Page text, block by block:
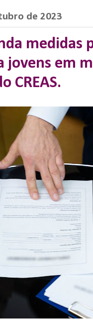
de 2023
medidas
em
CREAS.